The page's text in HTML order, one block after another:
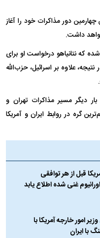
دور مذاکرات خود را آغاز
داشت.
که نتانیاهو درخواست او برای
علاوه بر اسرائیل، حزب‌الله
دیگر مسیر مذاکرات تهران و
گره در روابط ایران و آمریکا
قبل از هر توافقی
غنی شده اطلاع یابد
امور خارجه آمریکا با
با ایران